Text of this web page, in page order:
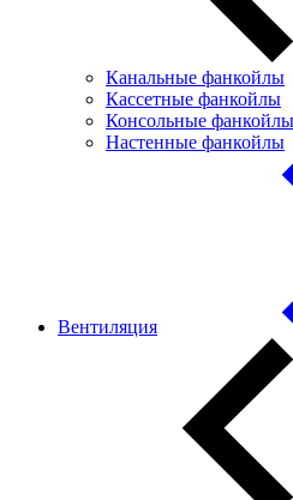
Канальные фанкойлы
Кассетные фанкойлы
Консольные фанкойлы
Настенные фанкойлы
Вентиляция